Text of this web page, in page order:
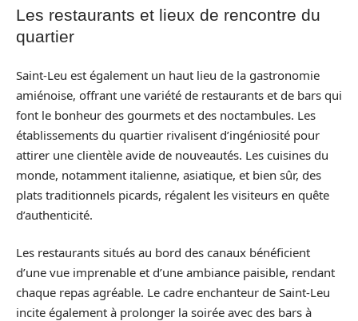
Les restaurants et lieux de rencontre du
quartier
Saint-Leu est également un haut lieu de la gastronomie
amiénoise, offrant une variété de restaurants et de bars qui
font le bonheur des gourmets et des noctambules. Les
établissements du quartier rivalisent d’ingéniosité pour
attirer une clientèle avide de nouveautés. Les cuisines du
monde, notamment italienne, asiatique, et bien sûr, des
plats traditionnels picards, régalent les visiteurs en quête
d’authenticité.
Les restaurants situés au bord des canaux bénéficient
d’une vue imprenable et d’une ambiance paisible, rendant
chaque repas agréable. Le cadre enchanteur de Saint-Leu
incite également à prolonger la soirée avec des bars à